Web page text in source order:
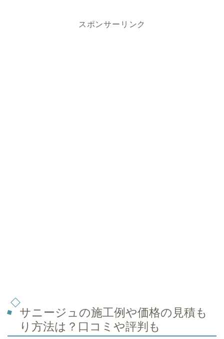
スポンサーリンク
サニージュの施工例や価格の見積も
り方法は？口コミや評判も